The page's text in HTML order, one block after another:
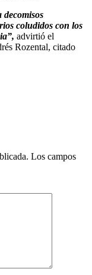
decomisos
coludidos con los
advirtió el
Rozental, citado
Los campos